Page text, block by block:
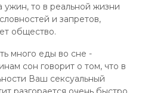
ужин, то в реальной жизни
и запретов,
общество.
много еды во сне -
сон говорит о том, что в
Ваш сексуальный